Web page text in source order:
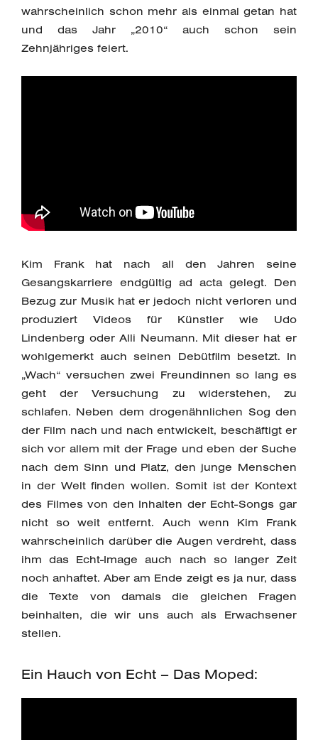
wahrscheinlich schon mehr als einmal getan hat
und das Jahr „2010“ auch schon sein
Zehnjähriges feiert.
Kim Frank hat nach all den Jahren seine
Gesangskarriere endgültig ad acta gelegt. Den
Bezug zur Musik hat er jedoch nicht verloren und
produziert Videos für Künstler wie Udo
Lindenberg oder Alli Neumann. Mit dieser hat er
wohlgemerkt auch seinen Debütfilm besetzt. In
„Wach“ versuchen zwei Freundinnen so lang es
geht der Versuchung zu widerstehen, zu
schlafen. Neben dem drogenähnlichen Sog den
der Film nach und nach entwickelt, beschäftigt er
sich vor allem mit der Frage und eben der Suche
nach dem Sinn und Platz, den junge Menschen
in der Welt finden wollen. Somit ist der Kontext
des Filmes von den Inhalten der Echt-Songs gar
nicht so weit entfernt. Auch wenn Kim Frank
wahrscheinlich darüber die Augen verdreht, dass
ihm das Echt-Image auch nach so langer Zeit
noch anhaftet. Aber am Ende zeigt es ja nur, dass
die Texte von damals die gleichen Fragen
beinhalten, die wir uns auch als Erwachsener
stellen.
Ein Hauch von Echt – Das Moped: